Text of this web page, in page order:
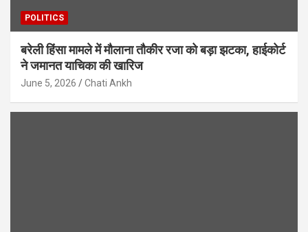
POLITICS
बरेली हिंसा मामले में मौलाना तौकीर रजा को बड़ा झटका, हाईकोर्ट
ने जमानत याचिका की खारिज
June 5, 2026 Chati Ankh